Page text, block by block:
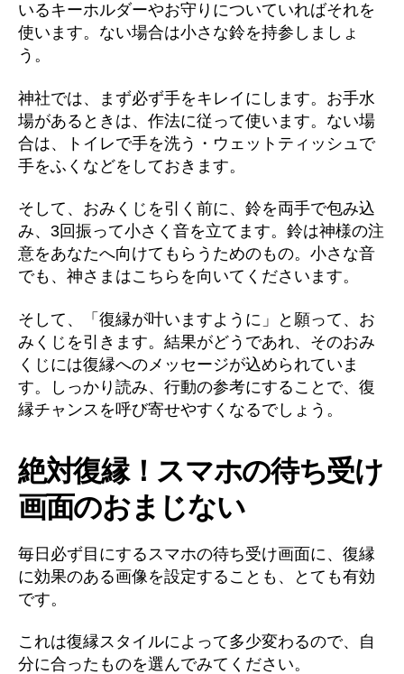
いるキーホルダーやお守りについていればそれを
使います。ない場合は小さな鈴を持参しましょ
う。
神社では、まず必ず手をキレイにします。お手水
場があるときは、作法に従って使います。ない場
合は、トイレで手を洗う・ウェットティッシュで
手をふくなどをしておきます。
そして、おみくじを引く前に、鈴を両手で包み込
み、3回振って小さく音を立てます。鈴は神様の注
意をあなたへ向けてもらうためのもの。小さな音
でも、神さまはこちらを向いてくださいます。
そして、「復縁が叶いますように」と願って、お
みくじを引きます。結果がどうであれ、そのおみ
くじには復縁へのメッセージが込められていま
す。しっかり読み、行動の参考にすることで、復
縁チャンスを呼び寄せやすくなるでしょう。
絶対復縁！スマホの待ち受け
画面のおまじない
毎日必ず目にするスマホの待ち受け画面に、復縁
に効果のある画像を設定することも、とても有効
です。
これは復縁スタイルによって多少変わるので、自
分に合ったものを選んでみてください。